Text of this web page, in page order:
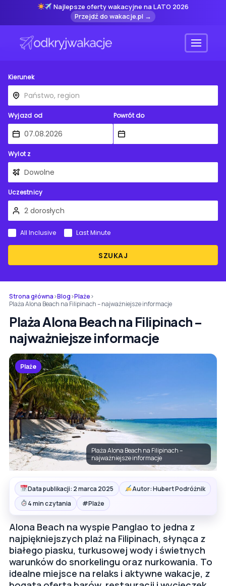
Najlepsze oferty wakacyjne na LATO 2026
Przejdź do wakacje.pl →
Menu
Kierunek
Wyjazd od Powrót do
Wylot z
Uczestnicy
SZUKAJ
All Inclusive Last Minute
Strona główna›Blog›Plaże›
Plaża Alona Beach na Filipinach – najważniejsze informacje
Plaża Alona Beach na Filipinach –
najważniejsze informacje
Plaże
Plaża Alona Beach na Filipinach –
najważniejsze informacje
Data publikacji: 2 marca 2025
Autor: Hubert Podróżnik
4 min czytania
#Plaże
Alona Beach na wyspie Panglao to jedna z
najpiękniejszych plaż na Filipinach, słynąca z
białego piasku, turkusowej wody i świetnych
warunków do snorkelingu oraz nurkowania. To
idealne miejsce na relaks i aktywne wakacje, z